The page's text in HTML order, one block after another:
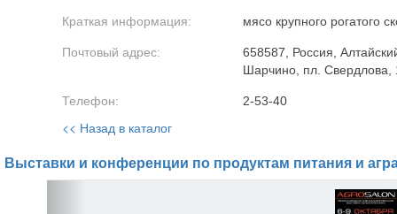
Краткая информация: мясо крупного рогатого
Почтовый адрес:
658587, Россия,
Шарчино, пл. Свердлова,
Телефон: 2-53-40
<< Назад в каталог
Выставки и конференции по продуктам питания и